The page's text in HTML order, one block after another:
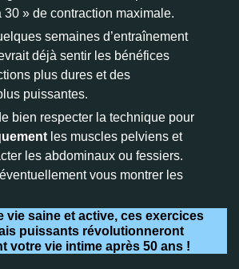
30 » de contraction maximale.
semaines d’entraînement
déjà sentir les bénéfices
plus dures et des
puissantes.
bien respecter la technique pour
les muscles pelviens et
les abdominaux ou fessiers.
vous montrer les
vie saine et active, ces exercices
puissants révolutionneront
votre vie intime après 50 ans !